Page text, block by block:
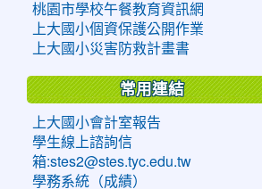
桃園市學校午餐教育資訊網
上大國小個資保護公開作業
上大國小災害防救計畫書
常用連結
上大國小會計室報告
學生線上諮詢信
箱:stes2@stes.tyc.edu.tw
學務系統（成績）